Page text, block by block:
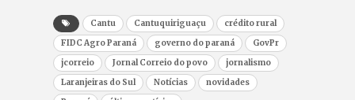
Cantu Cantuquiriguaçu
crédito rural
FIDC Agro Paraná
governo do paraná
GovPr
jcorreio
Jornal Correio do povo
jornalismo
Laranjeiras do Sul
Notícias
novidades